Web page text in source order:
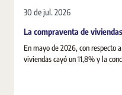
30 de jul. 2026
La compraventa de
En mayo de 2026, con respecto
viviendas cayó un 11,8% y la